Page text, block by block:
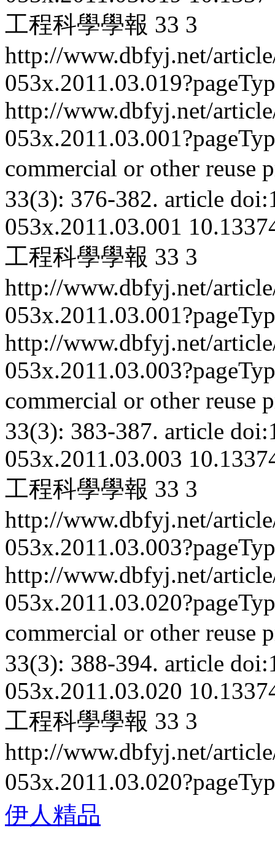
工程科學學報 33 3
http://www.dbfyj.net/
http://www.dbfyj.net/
commercial or other reuse
33(3): 376-382. article
053x.2011.03.001
工程科學學報 33 3
http://www.dbfyj.net/
http://www.dbfyj.net/
commercial or other reuse
33(3): 383-387. article
053x.2011.03.003
工程科學學報 33 3
http://www.dbfyj.net/
http://www.dbfyj.net/
commercial or other reuse
33(3): 388-394. article
053x.2011.03.020
工程科學學報 33 3
http://www.dbfyj.net/
伊人精品